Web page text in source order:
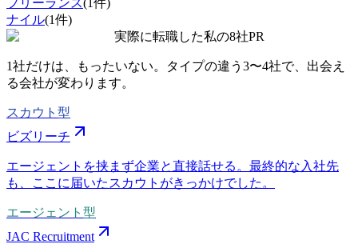
ナイル(1件)
実際に転職した私の8社PR
1社だけは、もったいない。タイプの違う 3〜4社で、出会え
る会社が変わります。
スカウト型
ビズリーチ
エージェントを挟まず企業と直接話せる。最終的な入社先
も、ここに届いたスカウトがきっかけでした。
エージェント型
JAC Recruitment